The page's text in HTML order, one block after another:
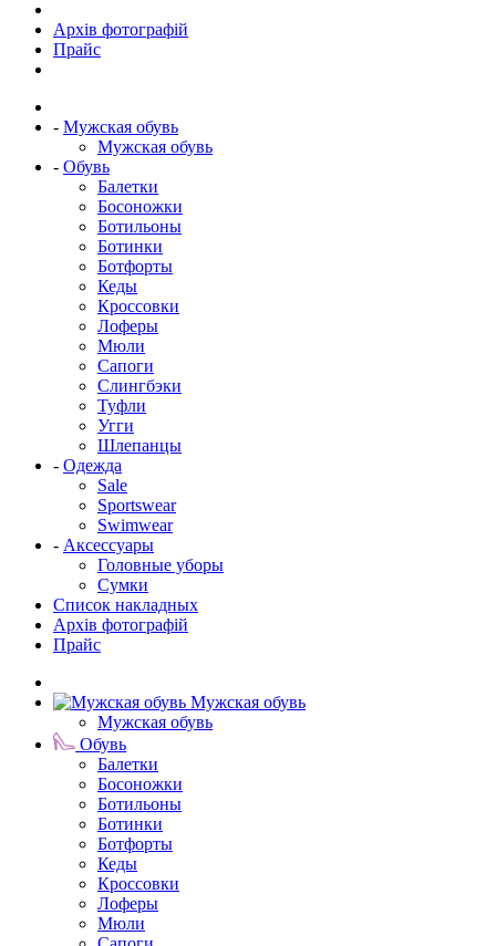
Архів фотографій
Прайс
- Мужская обувь
Мужская обувь
- Обувь
Балетки
Босоножки
Ботильоны
Ботинки
Ботфорты
Кеды
Кроссовки
Лоферы
Мюли
Сапоги
Слингбэки
Туфли
Угги
Шлепанцы
- Одежда
Sale
Sportswear
Swimwear
- Аксессуары
Головные уборы
Сумки
Список накладных
Архів фотографій
Прайс
Мужская обувь
Мужская обувь
Обувь
Балетки
Босоножки
Ботильоны
Ботинки
Ботфорты
Кеды
Кроссовки
Лоферы
Мюли